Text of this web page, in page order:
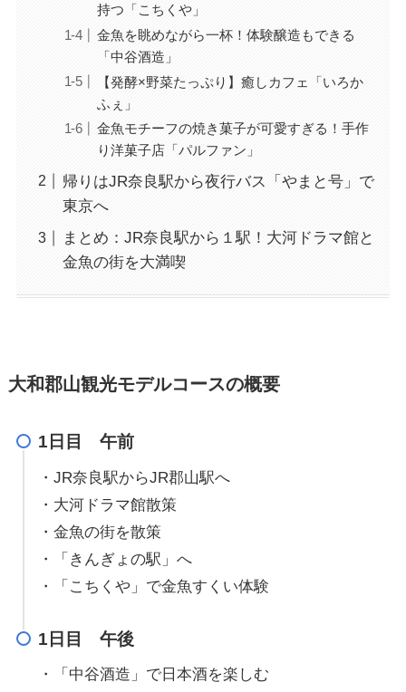
持つ「こちくや」
金魚を眺めながら一杯！体験醸造もできる
「中谷酒造」
【発酵×野菜たっぷり】癒しカフェ「いろか
ふぇ」
金魚モチーフの焼き菓子が可愛すぎる！手作
り洋菓子店「パルファン」
帰りはJR奈良駅から夜行バス「やまと号」で
東京へ
まとめ：JR奈良駅から１駅！大河ドラマ館と
金魚の街を大満喫
大和郡山観光モデルコースの概要
1日目 午前
・JR奈良駅からJR郡山駅へ
・大河ドラマ館散策
・金魚の街を散策
・「きんぎょの駅」へ
・「こちくや」で金魚すくい体験
1日目 午後
・「中谷酒造」で日本酒を楽しむ